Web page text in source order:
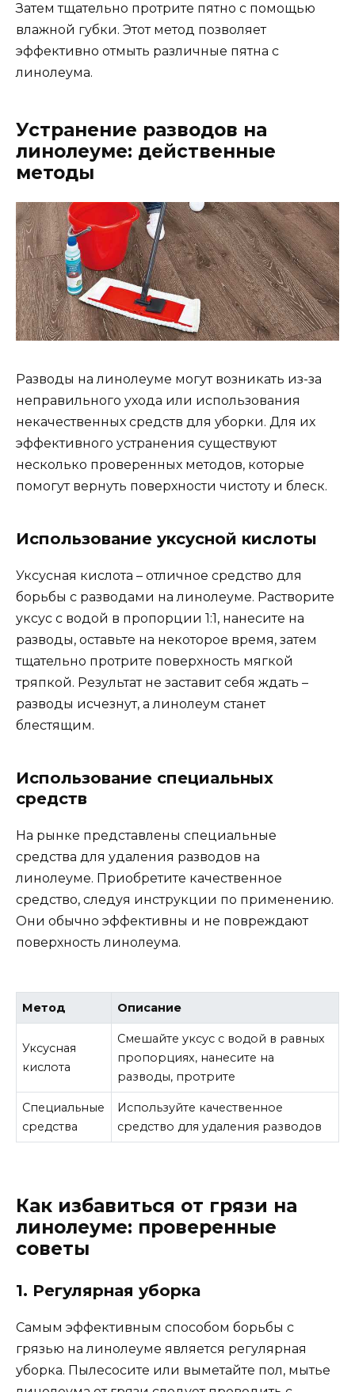
Затем тщательно протрите пятно с помощью
влажной губки. Этот метод позволяет
эффективно отмыть различные пятна с
линолеума.
Устранение разводов на
линолеуме: действенные
методы
Разводы на линолеуме могут возникать из-за
неправильного ухода или использования
некачественных средств для уборки. Для их
эффективного устранения существуют
несколько проверенных методов, которые
помогут вернуть поверхности чистоту и блеск.
Использование уксусной кислоты
Уксусная кислота – отличное средство для
борьбы с разводами на линолеуме. Растворите
уксус с водой в пропорции 1:1, нанесите на
разводы, оставьте на некоторое время, затем
тщательно протрите поверхность мягкой
тряпкой. Результат не заставит себя ждать –
разводы исчезнут, а линолеум станет
блестящим.
Использование специальных
средств
На рынке представлены специальные
средства для удаления разводов на
линолеуме. Приобретите качественное
средство, следуя инструкции по применению.
Они обычно эффективны и не повреждают
поверхность линолеума.
Метод Описание
Уксусная
кислота
Смешайте уксус с водой в равных
пропорциях, нанесите на
разводы, протрите
Специальные
средства
Используйте качественное
средство для удаления разводов
Как избавиться от грязи на
линолеуме: проверенные
советы
1. Регулярная уборка
Самым эффективным способом борьбы с
грязью на линолеуме является регулярная
уборка. Пылесосите или выметайте пол, мытье